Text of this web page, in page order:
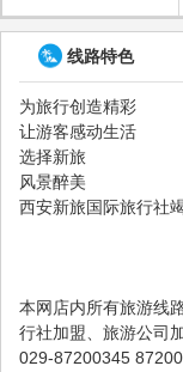
线路特色
为旅行创造精彩
让游客感动生活
选择新旅
风景醉美
西安新旅国际旅行社
本网店内所有旅游线
行社加盟、旅游公司